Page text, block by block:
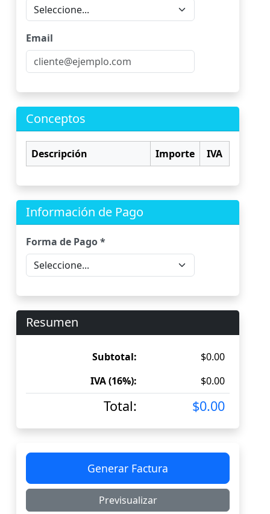
Email
Conceptos
Descripción Importe IVA
Información de Pago
Forma de Pago *
Resumen
Subtotal:
$0.00
IVA (16%):
$0.00
Total: $0.00
Generar Factura
Previsualizar